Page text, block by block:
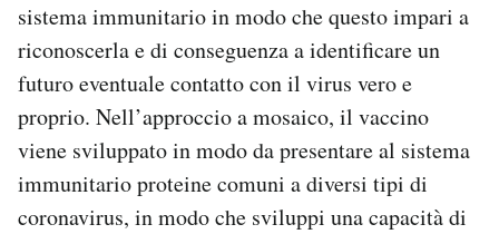
sistema immunitario in modo che questo impari a
riconoscerla e di conseguenza a identificare un
futuro eventuale contatto con il virus vero e
proprio. Nell’approccio a mosaico, il vaccino
viene sviluppato in modo da presentare al sistema
immunitario proteine comuni a diversi tipi di
coronavirus, in modo che sviluppi una capacità di